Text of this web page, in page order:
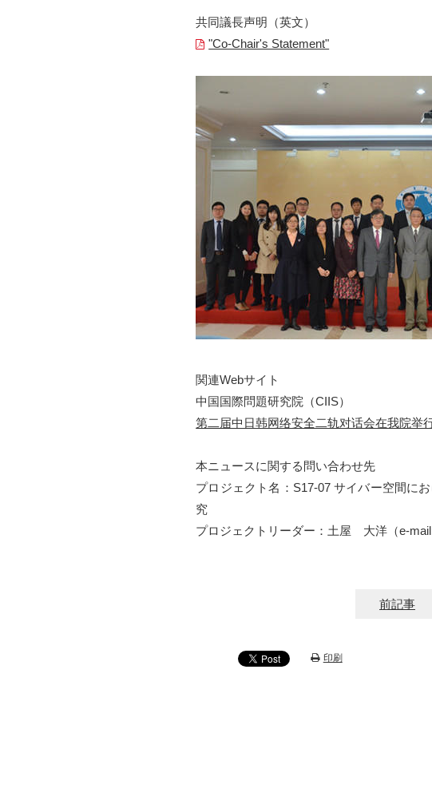
共同議長声明（英文）
"Co-Chair's Statement"
関連Webサイト
中国国際問題研究院（CIIS）
第二届中日韩网络安全二轨对话会在我院举
本ニュースに関する問い合わせ先
プロジェクト名：S17-07 サイバー空間に
究
プロジェクトリーダー：土屋 大洋（e-mail:
前記事
印刷